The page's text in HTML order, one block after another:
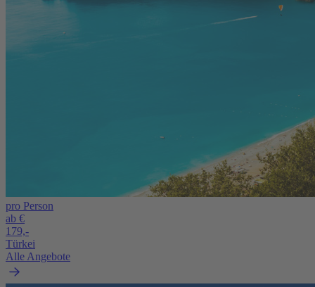
pro Person
ab €
179,-
Türkei
Alle Angebote